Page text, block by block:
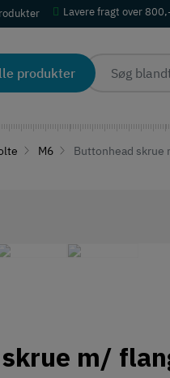
Lavere fragt over
produkter
M6 Buttonhead skrue
m/